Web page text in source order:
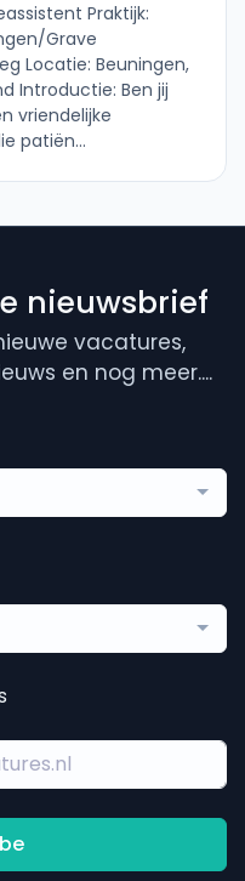
Praktijk:
Grave
Locatie: Beuningen,
Introductie: Ben jij
vriendelijke
patiën...
nieuwsbrief
vacatures,
en nog meer....